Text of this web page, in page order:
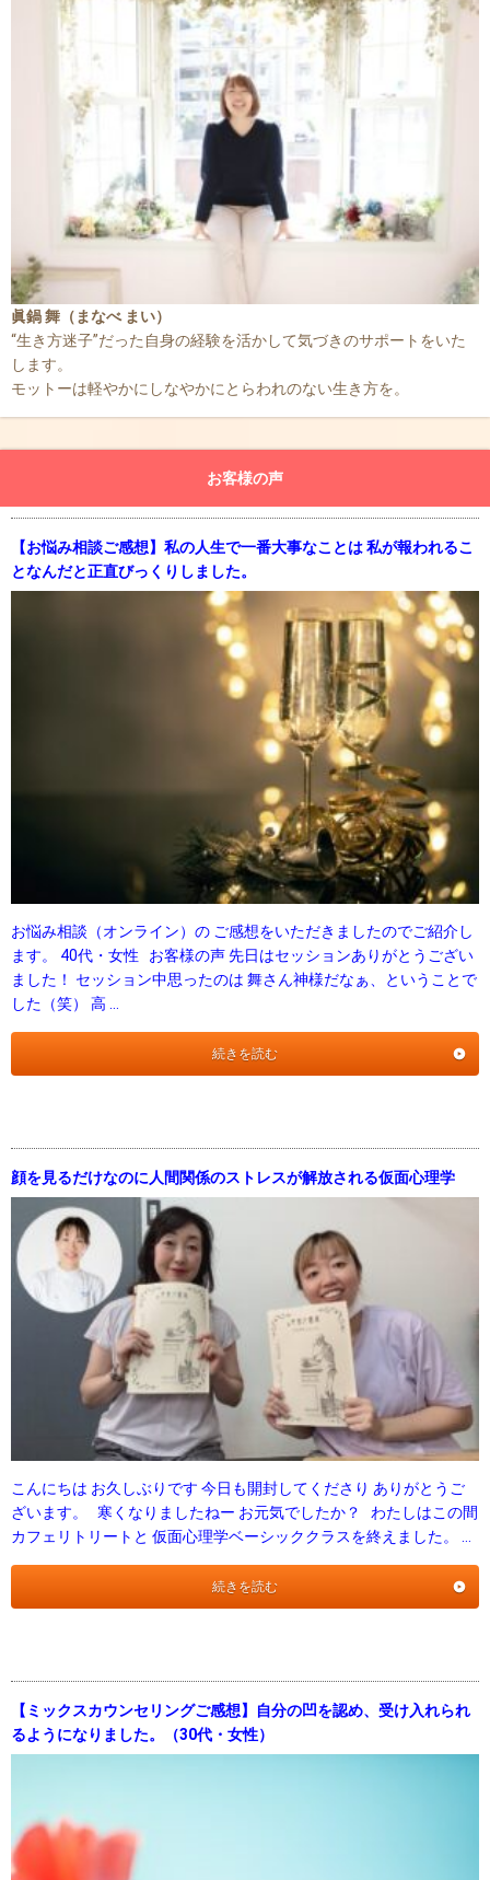
眞鍋 舞（まなべ まい）
“生き方迷子”だった自身の経験を活かして気づきのサポートをいた
します。
モットーは軽やかにしなやかにとらわれのない生き方を。
お客様の声
【お悩み相談ご感想】私の人生で一番大事なことは 私が報われるこ
となんだと正直びっくりしました。
お悩み相談（オンライン）の ご感想をいただきましたのでご紹介し
ます。 40代・女性 お客様の声 先日はセッションありがとうござい
ました！ セッション中思ったのは 舞さん神様だなぁ、ということで
した（笑） 高 …
続きを読む
顔を見るだけなのに人間関係のストレスが解放される仮面心理学
こんにちは お久しぶりです 今日も開封してくださり ありがとうご
ざいます。 寒くなりましたねー お元気でしたか？ わたしはこの間
カフェリトリートと 仮面心理学ベーシッククラスを終えました。 …
続きを読む
【ミックスカウンセリングご感想】自分の凹を認め、受け入れられ
るようになりました。（30代・女性）